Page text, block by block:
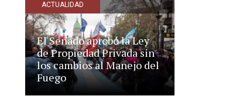
ACTUALIDAD
El Senado aprobó la Ley
de Propiedad Privada sin
los cambios al Manejo del
Fuego